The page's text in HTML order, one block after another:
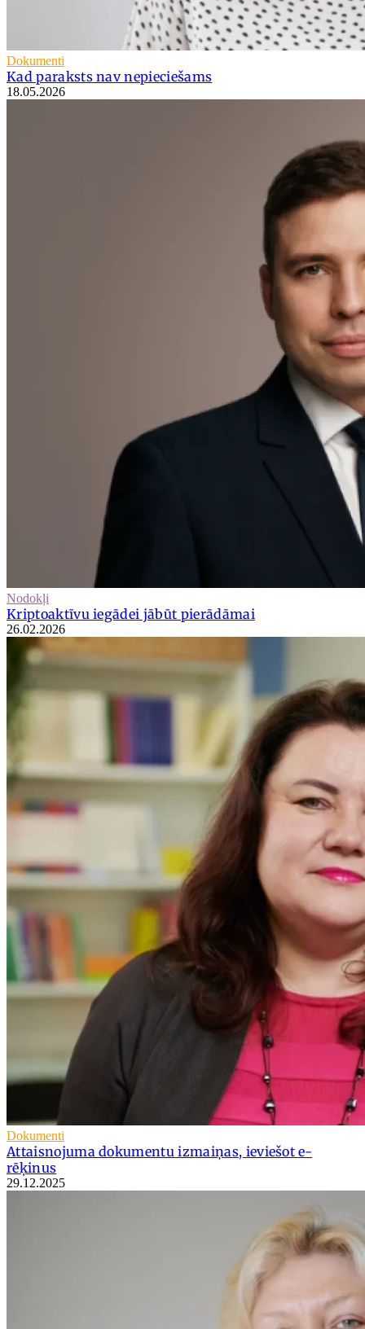
Dokumenti
Kad paraksts nav nepieciešams
18.05.2026
Nodokļi
Kriptoaktīvu iegādei jābūt pierādāmai
26.02.2026
Dokumenti
Attaisnojuma dokumentu izmaiņas, ieviešot e-
rēķinus
29.12.2025